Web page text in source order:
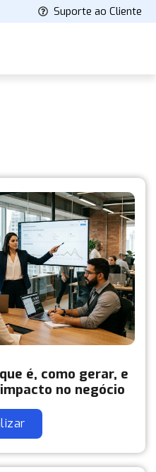
Suporte ao Cliente
é, como gerar, e
no negócio